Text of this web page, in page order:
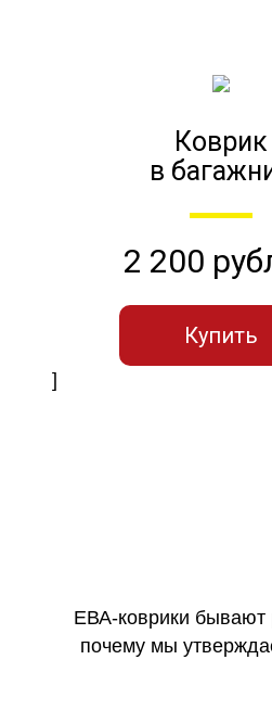
Коврик
в
2 200
Купить
]
ЕВА-коврики бывают
почему мы